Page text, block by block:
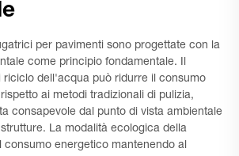
per pavimenti sono progettate con la
come principio fondamentale. Il
riciclo dell'acqua può ridurre il consumo
ai metodi tradizionali di pulizia,
consapevole dal punto di vista ambientale
La modalità ecologica della
consumo energetico mantenendo al